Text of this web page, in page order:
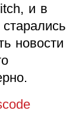
и в
новости